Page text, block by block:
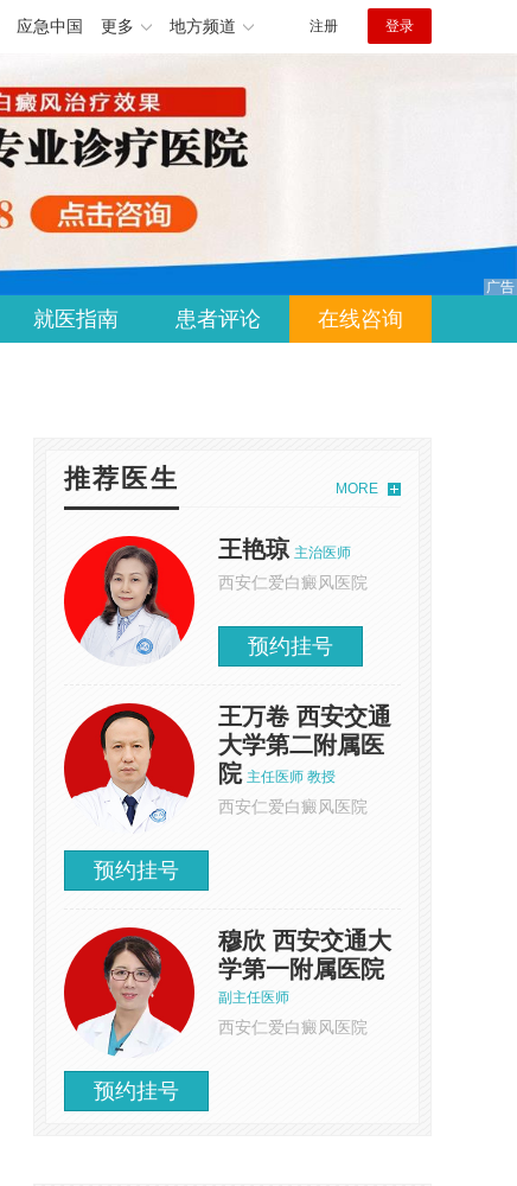
应急中国 更多 地方频道 注册 登录
就医指南 患者评论 在线咨询
推荐医生 MORE
王艳琼 主治医师
西安仁爱白癜风医院
预约挂号
王万卷 西安交通
大学第二附属医
院 主任医师 教授
西安仁爱白癜风医院
预约挂号
穆欣 西安交通大
学第一附属医院
副主任医师
西安仁爱白癜风医院
预约挂号